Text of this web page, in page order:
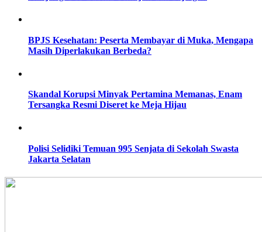
BPJS Kesehatan: Peserta Membayar di Muka, Mengapa
Masih Diperlakukan Berbeda?
Skandal Korupsi Minyak Pertamina Memanas, Enam
Tersangka Resmi Diseret ke Meja Hijau
Polisi Selidiki Temuan 995 Senjata di Sekolah Swasta
Jakarta Selatan